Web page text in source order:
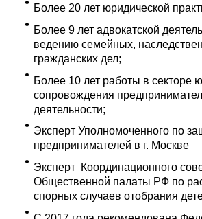
Более 20 лет юридической
Более 9 лет адвокатской
ведению семейных,
гражданских дел;
Более 10 лет работы в секторе
сопровождения
деятельности;
Эксперт Уполномоченного по
предпринимателей в г. Москве
Эксперт Координационного
Общественной палаты РФ по
спорных случаев отобрания